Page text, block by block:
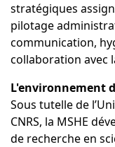
stratégiques
pilotage
communication,
collaboration avec
L'environnement
Sous tutelle de
CNRS, la MSHE
de recherche en